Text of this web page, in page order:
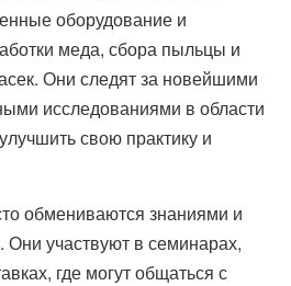
оборудование и
меда, сбора пыльцы и
Они следят за новейшими
исследованиями в области
свою практику и
обмениваются знаниями и
Они участвуют в семинарах,
где могут общаться с